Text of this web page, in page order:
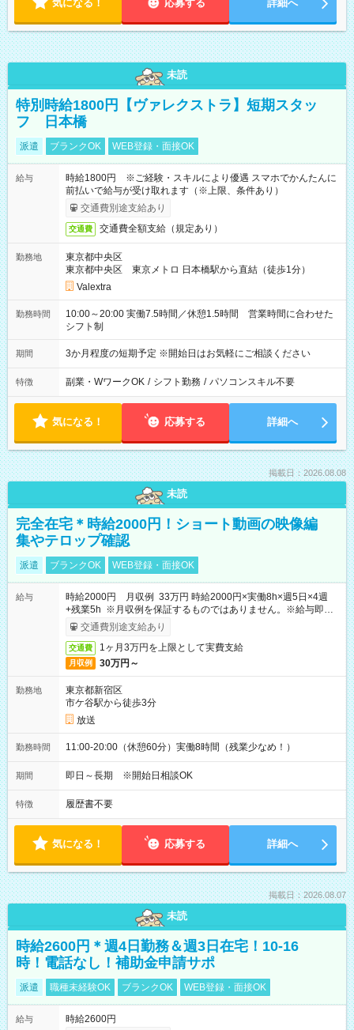
気になる！ 応募する 詳細へ
未読
特別時給1800円【ヴァレクストラ】短期スタッ
フ 日本橋
派遣 ブランクOK WEB登録・面接OK
給与
時給1800円 ※ご経験・スキルにより優遇 スマホでかんたんに
前払いで給与が受け取れます（※上限、条件あり）
交通費別途支給あり
交通費 交通費全額支給（規定あり）
勤務地
東京都中央区
東京都中央区 東京メトロ 日本橋駅から直結（徒歩1分）
Valextra
勤務時間
10:00～20:00 実働7.5時間／休憩1.5時間 営業時間に合わせた
シフト制
期間 3か月程度の短期予定 ※開始日はお気軽にご相談ください
特徴 副業・WワークOK / シフト勤務 / パソコンスキル不要
気になる！ 応募する 詳細へ
掲載日：2026.08.08
未読
完全在宅＊時給2000円！ショート動画の映像編
集やテロップ確認
派遣 ブランクOK WEB登録・面接OK
給与
時給2000円 月収例 33万円 時給2000円×実働8h×週5日×4週
+残業5h ※月収例を保証するものではありません。※給与即受
取りサービス利用可（利用条件有）
交通費別途支給あり
交通費 1ヶ月3万円を上限として実費支給
月収例 30万円～
勤務地
東京都新宿区
市ケ谷駅から徒歩3分
放送
勤務時間 11:00-20:00（休憩60分）実働8時間（残業少なめ！）
期間 即日～長期 ※開始日相談OK
特徴 履歴書不要
気になる！ 応募する 詳細へ
掲載日：2026.08.07
未読
時給2600円＊週4日勤務＆週3日在宅！10-16
時！電話なし！補助金申請サポ
派遣 職種未経験OK ブランクOK WEB登録・面接OK
給与 時給2600円